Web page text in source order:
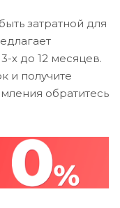
затратной для
х до 12 месяцев.
и получите
обратитесь